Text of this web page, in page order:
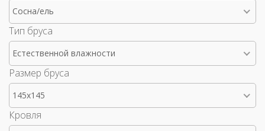
Сосна/ель
Тип бруса
Естественной влажности
Размер бруса
145x145
Кровля